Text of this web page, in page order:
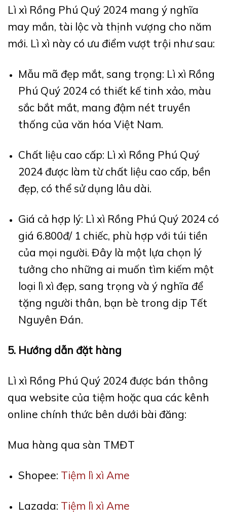
Lì xì Rồng Phú Quý 2024 mang ý nghĩa
may mắn, tài lộc và thịnh vượng cho năm
mới. Lì xì này có ưu điểm vượt trội như sau:
Mẫu mã đẹp mắt, sang trọng: Lì xì Rồng
Phú Quý 2024 có thiết kế tinh xảo, màu
sắc bắt mắt, mang đậm nét truyền
thống của văn hóa Việt Nam.
Chất liệu cao cấp: Lì xì Rồng Phú Quý
2024 được làm từ chất liệu cao cấp, bền
đẹp, có thể sử dụng lâu dài.
Giá cả hợp lý: Lì xì Rồng Phú Quý 2024 có
giá 6.800đ/ 1 chiếc, phù hợp với túi tiền
của mọi người. Đây là một lựa chọn lý
tưởng cho những ai muốn tìm kiếm một
loại lì xì đẹp, sang trọng và ý nghĩa để
tặng người thân, bạn bè trong dịp Tết
Nguyên Đán.
5. Hướng dẫn đặt hàng
Lì xì Rồng Phú Quý 2024 được bán thông
qua website của tiệm hoặc qua các kênh
online chính thức bên dưới bài đăng:
Mua hàng qua sàn TMĐT
Shopee: Tiệm lì xì Ame
Lazada: Tiệm lì xì Ame